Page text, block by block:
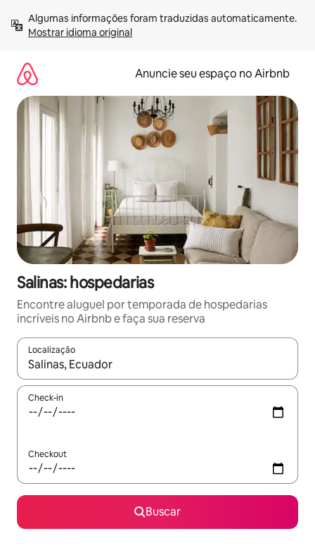
para
Mostrar idioma original
Anuncie seu espaço no Airbnb
Salinas: hospedarias
Encontre aluguel por temporada de hospedarias
incríveis no Airbnb e faça sua reserva
Localização
Quando os resultados estiverem disponíveis, explore-os
Check-in
Checkout
Buscar